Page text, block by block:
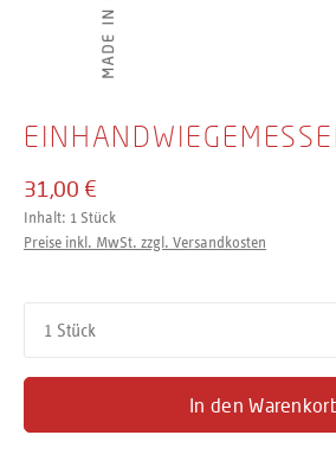
31,00 €
Inhalt: 1 Stück
Preise inkl. MwSt. zzgl. Versandkosten
In den